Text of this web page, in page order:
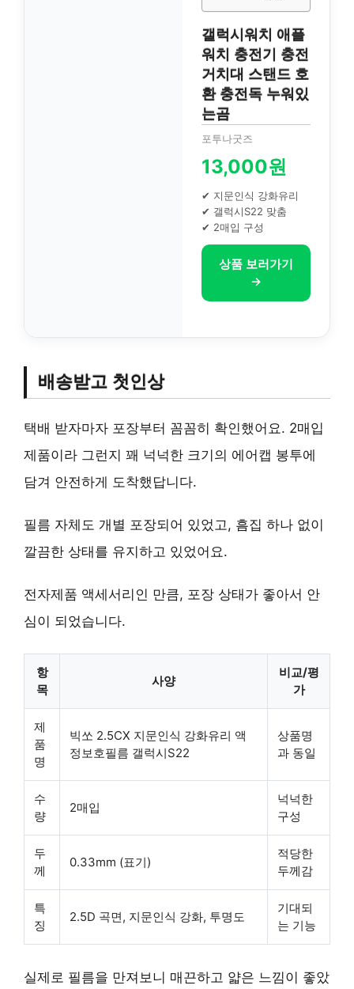
갤럭시워치 애플
워치 충전기 충전
거치대 스탠드 호
환 충전독 누워있
는곰
포투나굿즈
13,000원
✔ 지문인식 강화유리
✔ 갤럭시S22 맞춤
✔ 2매입 구성
상품 보러가기
→
배송받고 첫인상
택배 받자마자 포장부터 꼼꼼히 확인했어요. 2매입
제품이라 그런지 꽤 넉넉한 크기의 에어캡 봉투에
담겨 안전하게 도착했답니다.
필름 자체도 개별 포장되어 있었고, 흠집 하나 없이
깔끔한 상태를 유지하고 있었어요.
전자제품 액세서리인 만큼, 포장 상태가 좋아서 안
심이 되었습니다.
항
목
사양
비교/평
가
제
품
명
빅쏘 2.5CX 지문인식 강화유리 액
정보호필름 갤럭시S22
상품명
과 동일
수
량
2매입
넉넉한
구성
두
께
0.33mm (표기)
적당한
두께감
특
징
2.5D 곡면, 지문인식 강화, 투명도
기대되
는 기능
실제로 필름을 만져보니 매끈하고 얇은 느낌이 좋았